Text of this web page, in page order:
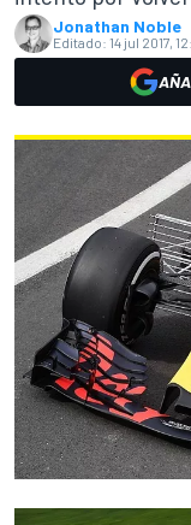
Jonathan Noble
Editado: 14 jul 2017,